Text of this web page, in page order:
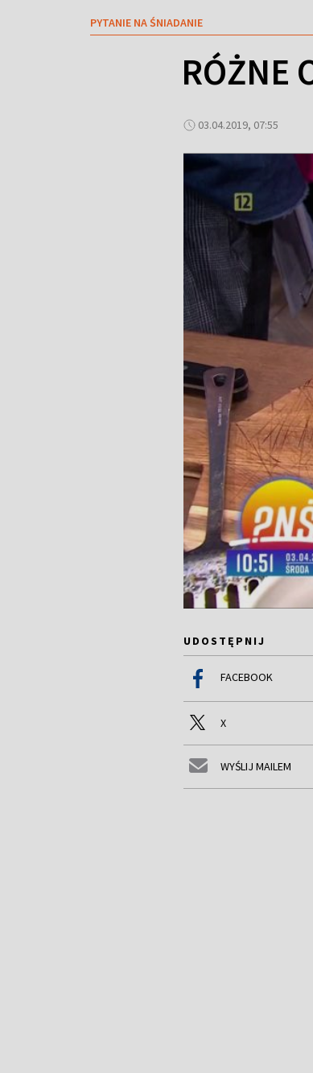
PYTANIE NA ŚNIADANIE
RÓŻNE
03.04.2019, 07:55
UDOSTĘPNIJ
FACEBOOK
X
WYŚLIJ MAILEM